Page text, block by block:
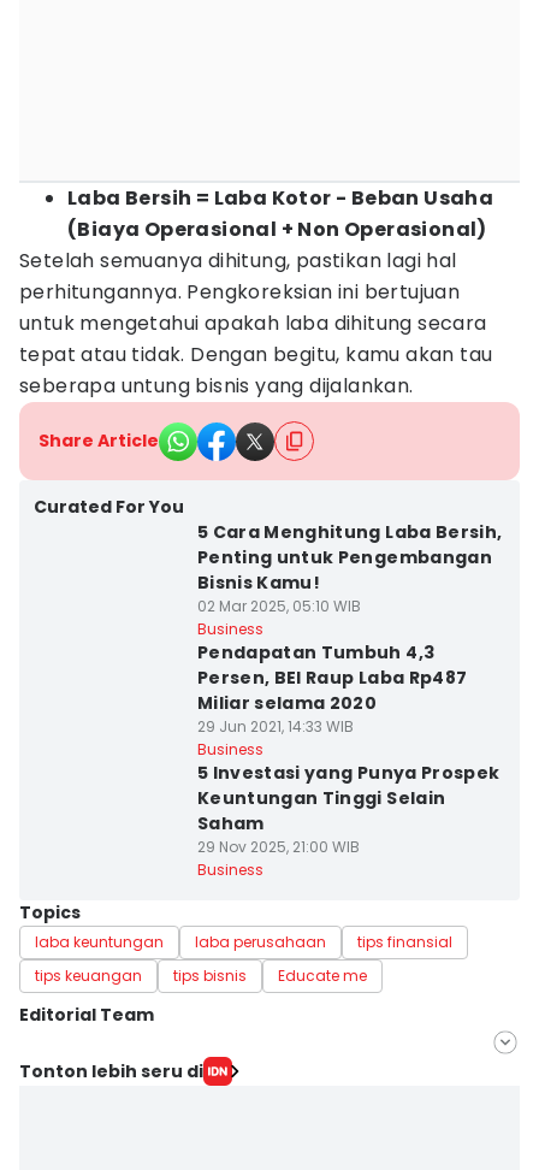
Laba Bersih = Laba Kotor - Beban Usaha
(Biaya Operasional + Non Operasional)
Setelah semuanya dihitung, pastikan lagi hal
perhitungannya. Pengkoreksian ini bertujuan
untuk mengetahui apakah laba dihitung secara
tepat atau tidak. Dengan begitu, kamu akan tau
seberapa untung bisnis yang dijalankan.
Share Article
Curated For You
5 Cara Menghitung Laba Bersih,
Penting untuk Pengembangan
Bisnis Kamu!
02 Mar 2025, 05:10 WIB
Business
Pendapatan Tumbuh 4,3
Persen, BEI Raup Laba Rp487
Miliar selama 2020
29 Jun 2021, 14:33 WIB
Business
5 Investasi yang Punya Prospek
Keuntungan Tinggi Selain
Saham
29 Nov 2025, 21:00 WIB
Business
Topics
laba keuntungan laba perusahaan
tips finansial
tips keuangan
tips bisnis Educate me
Editorial Team
Editor
Tonton lebih seru di